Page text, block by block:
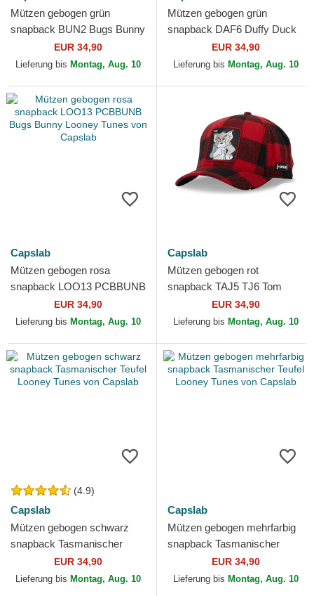
Mützen gebogen grün
snapback BUN2 Bugs Bunny
Looney Tunes von Capslab
EUR 34,90
Lieferung bis Montag, Aug. 10
Mützen gebogen grün
snapback DAF6 Duffy Duck
Looney Tunes von Capslab
EUR 34,90
Lieferung bis Montag, Aug. 10
Capslab
Mützen gebogen rosa
snapback LOO13 PCBBUNB
Bugs Bunny Looney Tunes
von Capslab
EUR 34,90
Lieferung bis Montag, Aug. 10
Capslab
Mützen gebogen rot
snapback TAJ5 TJ6 Tom
Looney Tunes von Capslab
EUR 34,90
Lieferung bis Montag, Aug. 10
(4.9)
Capslab
Mützen gebogen schwarz
snapback Tasmanischer
Teufel Looney Tunes von
Capslab
EUR 34,90
Lieferung bis Montag, Aug. 10
Capslab
Mützen gebogen mehrfarbig
snapback Tasmanischer
Teufel Looney Tunes von
Capslab
EUR 34,90
Lieferung bis Montag, Aug. 10